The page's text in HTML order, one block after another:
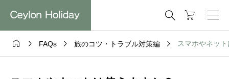

  FAQs  旅のコツ・トラブル対策編  スマホやネッ